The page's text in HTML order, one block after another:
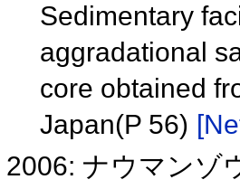
Sedimentary
aggradational
core obtained
Japan(P 56)
2006: ナウマンゾ